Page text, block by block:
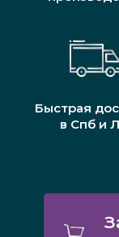
Быстрая
в Спб и